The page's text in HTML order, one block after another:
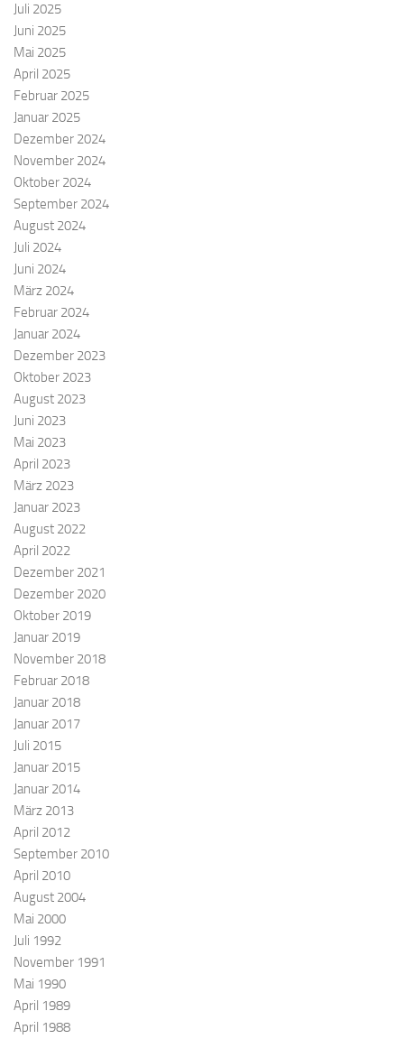
Juli 2025
Juni 2025
Mai 2025
April 2025
Februar 2025
Januar 2025
Dezember 2024
November 2024
Oktober 2024
September 2024
August 2024
Juli 2024
Juni 2024
März 2024
Februar 2024
Januar 2024
Dezember 2023
Oktober 2023
August 2023
Juni 2023
Mai 2023
April 2023
März 2023
Januar 2023
August 2022
April 2022
Dezember 2021
Dezember 2020
Oktober 2019
Januar 2019
November 2018
Februar 2018
Januar 2018
Januar 2017
Juli 2015
Januar 2015
Januar 2014
März 2013
April 2012
September 2010
April 2010
August 2004
Mai 2000
Juli 1992
November 1991
Mai 1990
April 1989
April 1988